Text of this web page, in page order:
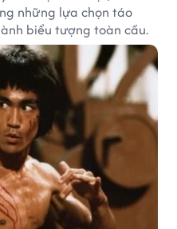
những lựa chọn táo
biểu tượng toàn cầu.